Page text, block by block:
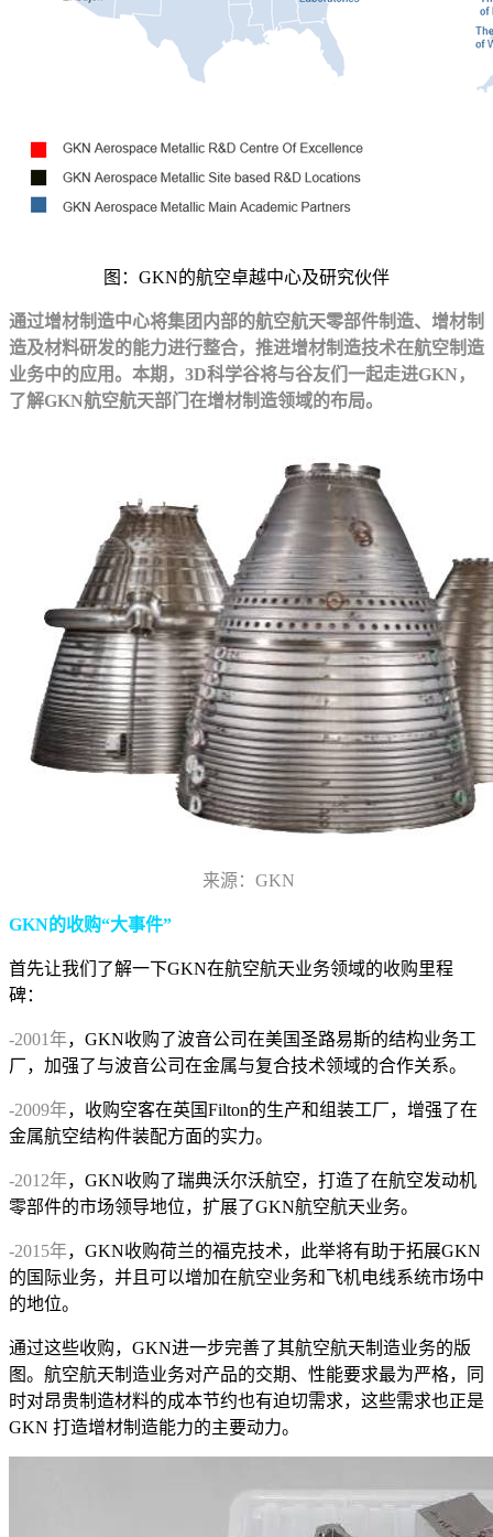
图：GKN的航空卓越中心及研究伙伴
通过增材制造中心将集团内部的航空航天零部件制造、增材制
造及材料研发的能力进行整合，推进增材制造技术在航空制造
业务中的应用。本期，3D科学谷将与谷友们一起走进GKN，
了解GKN航空航天部门在增材制造领域的布局。
来源：GKN
GKN的收购“大事件”
首先让我们了解一下GKN在航空航天业务领域的收购里程
碑：
-2001年，GKN收购了波音公司在美国圣路易斯的结构业务工
厂，加强了与波音公司在金属与复合技术领域的合作关系。
-2009年，收购空客在英国Filton的生产和组装工厂，增强了在
金属航空结构件装配方面的实力。
-2012年，GKN收购了瑞典沃尔沃航空，打造了在航空发动机
零部件的市场领导地位，扩展了GKN航空航天业务。
-2015年，GKN收购荷兰的福克技术，此举将有助于拓展GKN
的国际业务，并且可以增加在航空业务和飞机电线系统市场中
的地位。
通过这些收购，GKN进一步完善了其航空航天制造业务的版
图。航空航天制造业务对产品的交期、性能要求最为严格，同
时对昂贵制造材料的成本节约也有迫切需求，这些需求也正是
GKN 打造增材制造能力的主要动力。